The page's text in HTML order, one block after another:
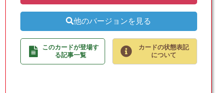
他のバージョンを見る
このカードが登場す
る記事一覧
カードの状態表記
について